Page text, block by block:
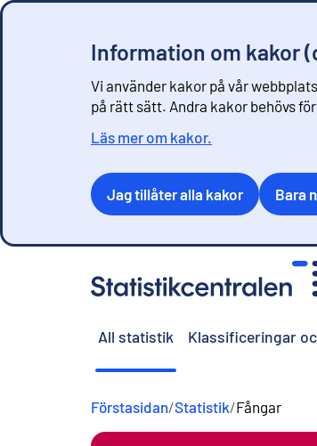
Information om kakor
Vi använder kakor på vår
på rätt sätt. Andra kakor behövs
Läs mer om kakor.
Jag tillåter alla kakor Bara
All statistik Klassificeringar
Förstasidan/Statistik/Fångar